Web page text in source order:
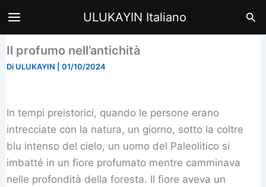
ULUKAYIN Italiano
Il profumo nell’antichità
Di ULUKAYIN |01/10/2024
In tempi preistorici, quando le persone erano
intrecciate con la natura, un giorno, sotto la coltre
blu intenso del cielo, un uomo del Paleolitico si
imbatté in un fiore profumato mentre camminava
nelle profondità della foresta. Il fiore aveva un